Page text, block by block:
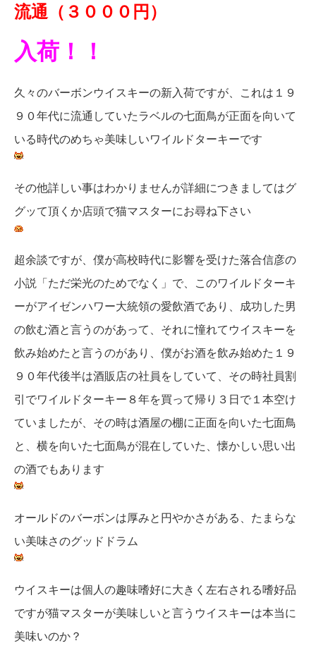
流通（３０００円）
入荷 ！！
久々のバーボンウイスキーの新入荷ですが、これは１９
９０年代に流通していたラベルの七面鳥が正面を向いて
いる時代のめちゃ美味しいワイルドターキーです
その他詳しい事はわかりませんが詳細につきましてはグ
グッて頂くか店頭で猫マスターにお尋ね下さい
超余談ですが、僕が高校時代に影響を受けた落合信彦の
小説「ただ栄光のためでなく」で、このワイルドターキ
ーがアイゼンハワー大統領の愛飲酒であり、成功した男
の飲む酒と言うのがあって、それに憧れてウイスキーを
飲み始めたと言うのがあり、僕がお酒を飲み始めた１９
９０年代後半は酒販店の社員をしていて、その時社員割
引でワイルドターキー８年を買って帰り３日で１本空け
ていましたが、その時は酒屋の棚に正面を向いた七面鳥
と、横を向いた七面鳥が混在していた、懐かしい思い出
の酒でもあります
オールドのバーボンは厚みと円やかさがある、たまらな
い美味さのグッドドラム
ウイスキーは個人の趣味嗜好に大きく左右される嗜好品
ですが猫マスターが美味しいと言うウイスキーは本当に
美味いのか？